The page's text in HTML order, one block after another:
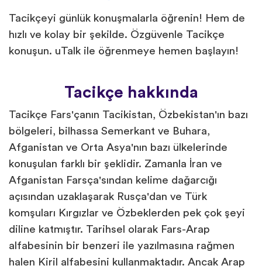
Tacikçeyi günlük konuşmalarla öğrenin! Hem de
hızlı ve kolay bir şekilde. Özgüvenle Tacikçe
konuşun. uTalk ile öğrenmeye hemen başlayın!
Tacikçe hakkında
Tacikçe Fars'çanın Tacikistan, Özbekistan'ın bazı
bölgeleri, bilhassa Semerkant ve Buhara,
Afganistan ve Orta Asya'nın bazı ülkelerinde
konuşulan farklı bir şeklidir. Zamanla İran ve
Afganistan Farsça'sından kelime dağarcığı
açısından uzaklaşarak Rusça'dan ve Türk
komşuları Kırgızlar ve Özbeklerden pek çok şeyi
diline katmıştır. Tarihsel olarak Fars-Arap
alfabesinin bir benzeri ile yazılmasına rağmen
halen Kiril alfabesini kullanmaktadır. Ancak Arap